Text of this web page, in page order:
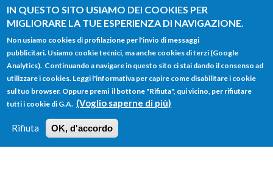
IN QUESTO SITO USIAMO DEI COOKIES PER
MIGLIORARE LA TUE ESPERIENZA DI NAVIGAZIONE.
Non usiamo cookies di profilazione per l'invio di messaggi
pubblicitari. Usiamo cookie tecnici, ma anche cookies di terzi (Google
Analytics). Continuando a navigare in questo sito ci stai dando il consenso ad
utilizzare i cookies. Leggi l'informativa per capire come disabilitare i cookie
sul tuo browser. Oppure premi il bottone "Rifiuta", qui vicino, per rifiutare
tutti i cookie di G.A. (Voglio saperne di più)
Rifiuta OK, d'accordo
Salta al contenuto principale
FORM
DI
RICERCA
Main menu
HOME TUTTI I PROFILI
LOGIN